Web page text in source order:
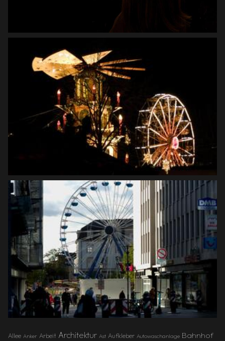
Allee Anker Arbeit Architektur Ast Aufkleber Autowaschanlage Bahnhof